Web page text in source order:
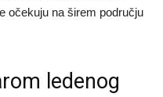
očekuju na širem području
ledenog